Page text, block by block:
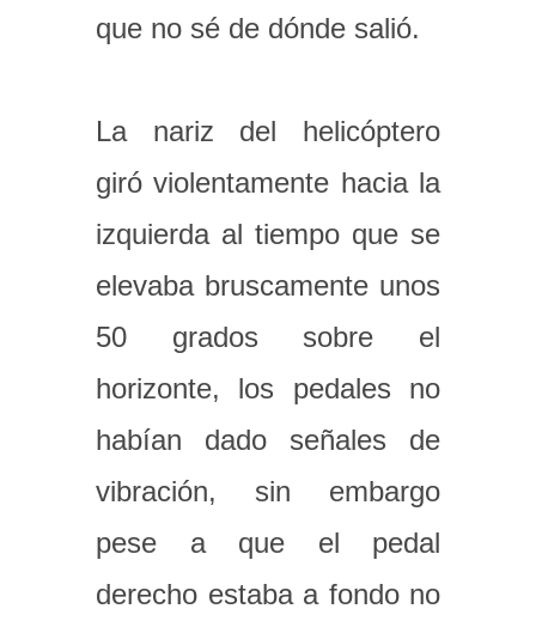
que no sé de dónde salió.
La nariz del helicóptero
giró violentamente hacia la
izquierda al tiempo que se
elevaba bruscamente unos
50 grados sobre el
horizonte, los pedales no
habían dado señales de
vibración, sin embargo
pese a que el pedal
derecho estaba a fondo no